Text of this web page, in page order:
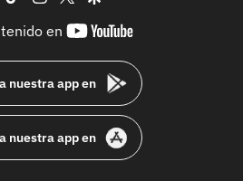
en
youtube-
nuestra app en
nuestra app en